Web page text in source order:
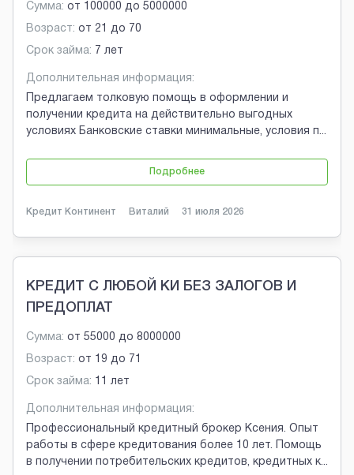
Сумма: от 100000 до 5000000
Возраст: от 21 до 70
Срок займа: 7 лет
Дополнительная информация:
Предлагаем толковую помощь в оформлении и
получении кредита на действительно выгодных
условиях Банковские ставки минимальные, условия п...
Подробнее
Кредит Континент Виталий 31 июля 2026
КРЕДИТ С ЛЮБОЙ КИ БЕЗ ЗАЛОГОВ И
ПРЕДОПЛАТ
Сумма: от 55000 до 8000000
Возраст: от 19 до 71
Срок займа: 11 лет
Дополнительная информация:
Профессиональный кредитный брокер Ксения. Опыт
работы в сфере кредитования более 10 лет. Помощь
в получении потребительских кредитов, кредитных к...